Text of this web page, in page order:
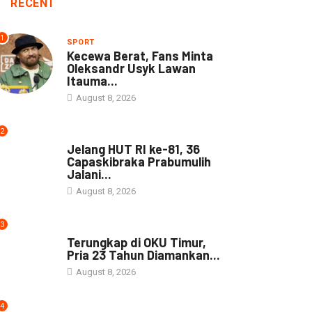
RECENT
1 SPORT
Kecewa Berat, Fans Minta
Oleksandr Usyk Lawan
Itauma...
August 8, 2026
2
Jelang HUT RI ke-81, 36
Capaskibraka Prabumulih
Jalani...
August 8, 2026
3
Terungkap di OKU Timur,
Pria 23 Tahun Diamankan...
August 8, 2026
4